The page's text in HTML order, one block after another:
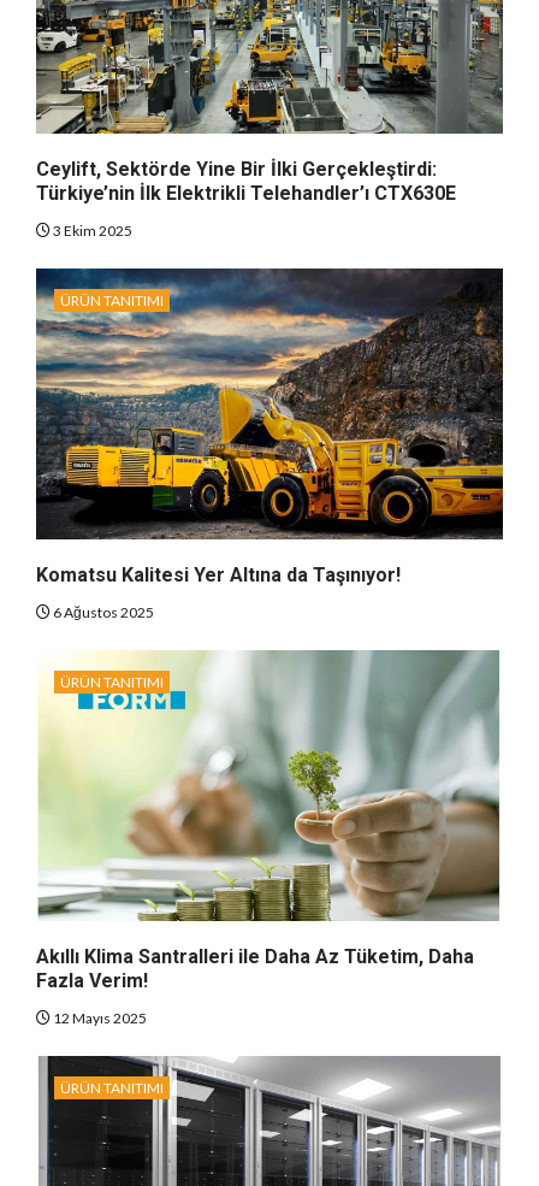
Ceylift, Sektörde Yine Bir İlki Gerçekleştirdi:
Türkiye’nin İlk Elektrikli Telehandler’ı CTX630E
3 Ekim 2025
ÜRÜN TANITIMI
Komatsu Kalitesi Yer Altına da Taşınıyor!
6 Ağustos 2025
ÜRÜN TANITIMI
Akıllı Klima Santralleri ile Daha Az Tüketim, Daha
Fazla Verim!
12 Mayıs 2025
ÜRÜN TANITIMI